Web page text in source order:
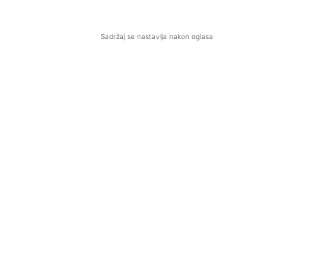
Sadržaj se nastavlja nakon oglasa